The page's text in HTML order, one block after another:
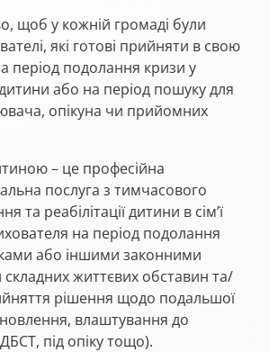
щоб у кожній громаді були
які готові прийняти в свою
період подолання кризи у
дитини або на період пошуку для
опікуна чи прийомних
– це професійна
послуга з тимчасового
та реабілітації дитини в сім’ї
на період подолання
або іншими законними
життєвих обставин та/
рішення щодо подальшої
влаштування до
під опіку тощо).